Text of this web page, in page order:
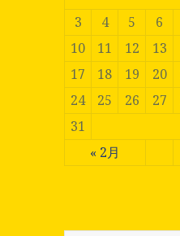
« 2月
3
4 5 6
10
11 12 13
17
18 19 20
24
25 26 27
31